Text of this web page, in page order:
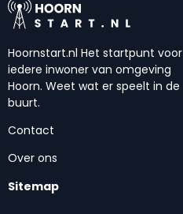
Hoornstart.nl Het startpunt voor
iedere inwoner van omgeving
Hoorn. Weet wat er speelt in de
buurt.
Contact
Over ons
Sitemap